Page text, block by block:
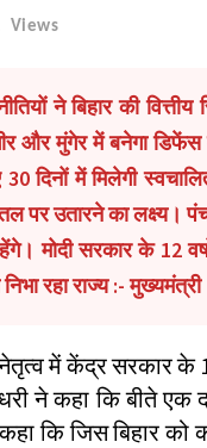
Views
ने बिहार की वित्तीय
और मुंगेर में बनेगा
30 दिनों में मिलेगी
पर उतारने का लक्ष्य।
मोदी सरकार के 12
रहा राज्य :- मुख्यमंत्री
में केंद्र सरकार के
ने कहा कि बीते
कि जिस बिहार को